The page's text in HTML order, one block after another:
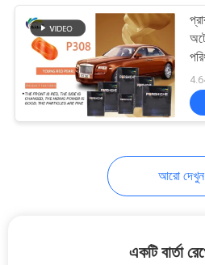
প্রস্তুত মিশ্রিত
কার পেইন্ট
আরো দেখুন
একটি বার্তা